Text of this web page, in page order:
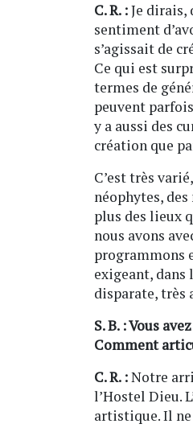
C. R. :Je dirais,
sentiment
s’agissait de
Ce qui est
termes de
peuvent
y a aussi des
création que
C’est très
néophytes,
plus des lieux
nous avons
programmons
exigeant, dans
disparate, très
S. B. : Vous
Comment
C. R. :Notre
l’Hostel Dieu.
artistique. Il ne